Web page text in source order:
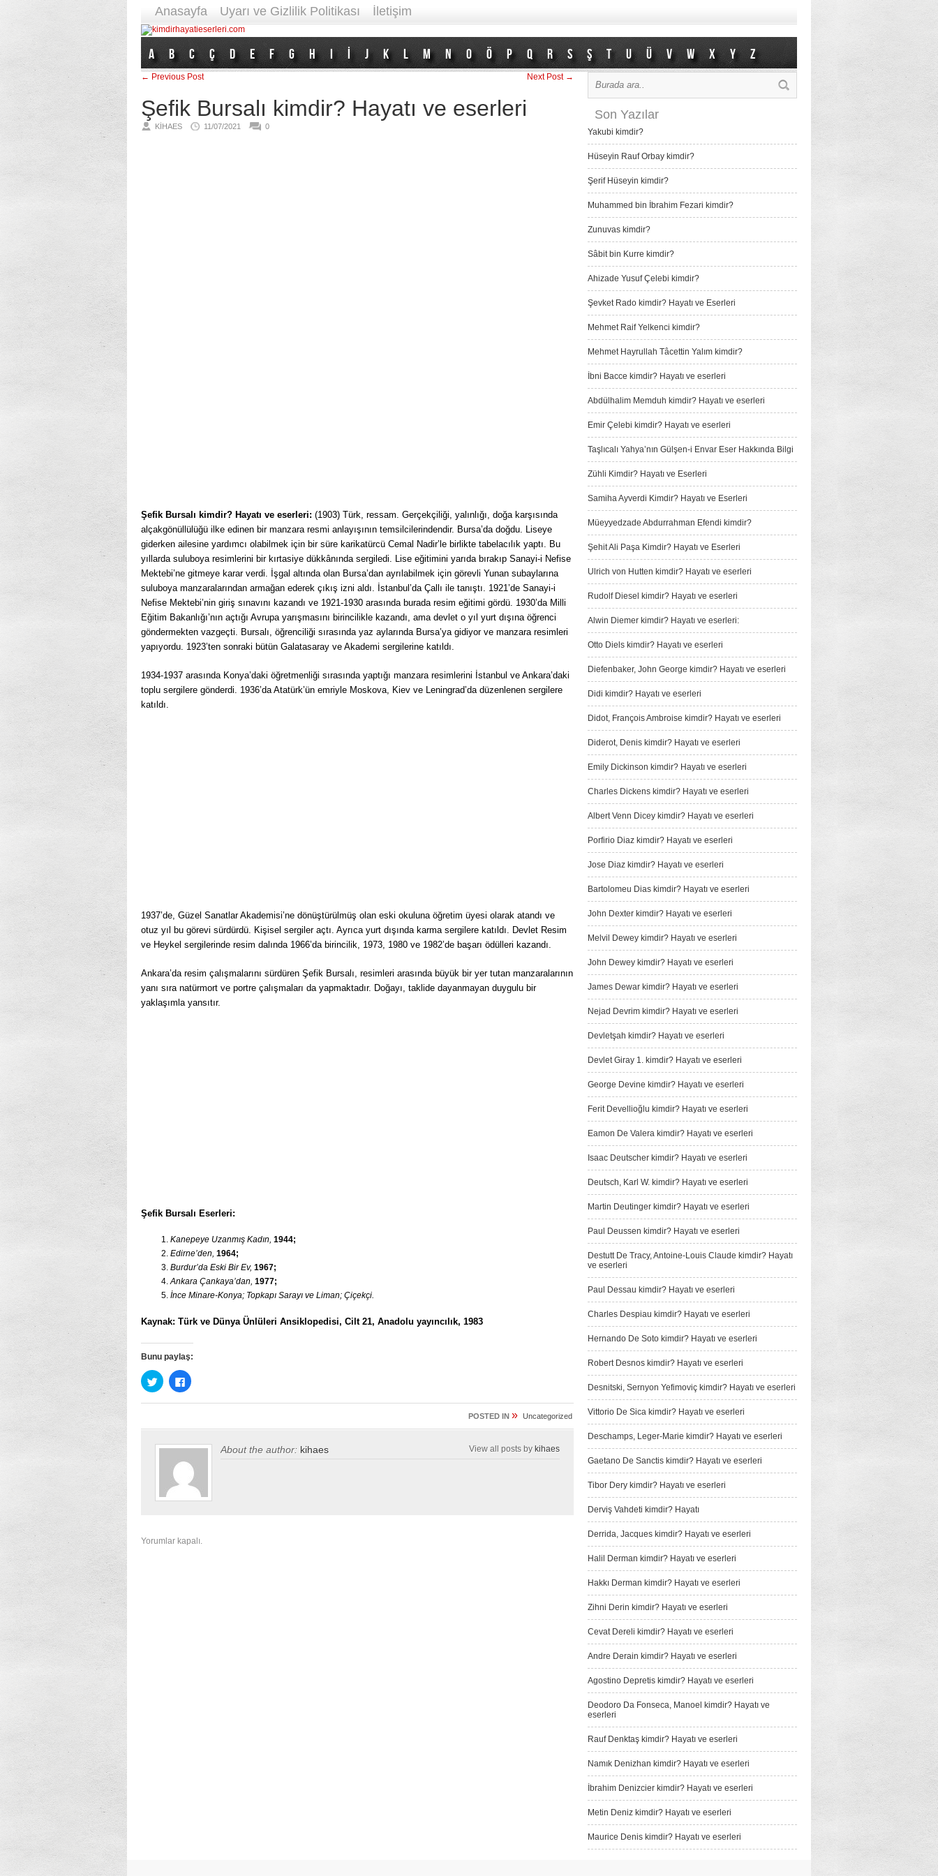
Anasayfa Uyarı ve Gizlilik Politikası İletişim
A B C Ç D E F G H I İ J K L M N O Ö P Q R S Ş T U Ü V W X Y Z
← Previous Post Next Post →
Şefik Bursalı kimdir? Hayatı ve eserleri
KIHAES 11/07/2021 0
Şefik Bursalı kimdir? Hayatı ve eserleri: (1903) Türk, ressam. Gerçekçiliği, yalınlığı, doğa karşısında
alçakgönüllülüğü ilke edinen bir manzara resmi anlayışının temsilcilerindendir. Bursa’da doğdu. Liseye
giderken ailesine yardımcı olabilmek için bir süre karikatürcü Cemal Nadir’le birlikte tabelacılık yaptı. Bu
yıllarda suluboya resimlerini bir kırtasiye dükkânında sergiledi. Lise eğitimini yarıda bırakıp Sanayi-i Nefise
Mektebi’ne gitmeye karar verdi. İşgal altında olan Bursa’dan ayrılabilmek için görevli Yunan subaylarına
suluboya manzaralarından armağan ederek çıkış izni aldı. İstanbul’da Çallı ile tanıştı. 1921’de Sanayi-i
Nefise Mektebi’nin giriş sınavını kazandı ve 1921-1930 arasında burada resim eğitimi gördü. 1930’da Milli
Eğitim Bakanlığı’nın açtığı Avrupa yarışmasını birincilikle kazandı, ama devlet o yıl yurt dışına öğrenci
göndermekten vazgeçti. Bursalı, öğrenciliği sırasında yaz aylarında Bursa’ya gidiyor ve manzara resimleri
yapıyordu. 1923’ten sonraki bütün Galatasaray ve Akademi sergilerine katıldı.
1934-1937 arasında Konya’daki öğretmenliği sırasında yaptığı manzara resimlerini İstanbul ve Ankara’daki
toplu sergilere gönderdi. 1936’da Atatürk’ün emriyle Moskova, Kiev ve Leningrad’da düzenlenen sergilere
katıldı.
1937’de, Güzel Sanatlar Akademisi’ne dönüştürülmüş olan eski okuluna öğretim üyesi olarak atandı ve
otuz yıl bu görevi sürdürdü. Kişisel sergiler açtı. Ayrıca yurt dışında karma sergilere katıldı. Devlet Resim
ve Heykel sergilerinde resim dalında 1966’da birincilik, 1973, 1980 ve 1982’de başarı ödülleri kazandı.
Ankara’da resim çalışmalarını sürdüren Şefik Bursalı, resimleri arasında büyük bir yer tutan manzaralarının
yanı sıra natürmort ve portre çalışmaları da yapmaktadır. Doğayı, taklide dayanmayan duygulu bir
yaklaşımla yansıtır.
Şefik Bursalı Eserleri:
Kanepeye Uzanmış Kadın, 1944;
Edirne’den, 1964;
Burdur’da Eski Bir Ev, 1967;
Ankara Çankaya’dan, 1977;
İnce Minare-Konya; Topkapı Sarayı ve Liman; Çiçekçi.
Kaynak: Türk ve Dünya Ünlüleri Ansiklopedisi, Cilt 21, Anadolu yayıncılık, 1983
Bunu paylaş:
Twitter
üzerinde
paylaşmak
için
pencerede
Facebook’ta
paylaşmak
tıklayın
açılır)
POSTED IN » Uncategorized
About the author: kihaes View all posts by kihaes
Yorumlar kapalı.
Son Yazılar
Yakubi kimdir?
Hüseyin Rauf Orbay kimdir?
Şerif Hüseyin kimdir?
Muhammed bin İbrahim Fezari kimdir?
Zunuvas kimdir?
Sâbit bin Kurre kimdir?
Ahizade Yusuf Çelebi kimdir?
Şevket Rado kimdir? Hayatı ve Eserleri
Mehmet Raif Yelkenci kimdir?
Mehmet Hayrullah Tâcettin Yalım kimdir?
İbni Bacce kimdir? Hayatı ve eserleri
Abdülhalim Memduh kimdir? Hayatı ve eserleri
Emir Çelebi kimdir? Hayatı ve eserleri
Taşlıcalı Yahya’nın Gülşen-i Envar Eser Hakkında Bilgi
Zühli Kimdir? Hayatı ve Eserleri
Samiha Ayverdi Kimdir? Hayatı ve Eserleri
Müeyyedzade Abdurrahman Efendi kimdir?
Şehit Ali Paşa Kimdir? Hayatı ve Eserleri
Ulrich von Hutten kimdir? Hayatı ve eserleri
Rudolf Diesel kimdir? Hayatı ve eserleri
Alwin Diemer kimdir? Hayatı ve eserleri:
Otto Diels kimdir? Hayatı ve eserleri
Diefenbaker, John George kimdir? Hayatı ve eserleri
Didi kimdir? Hayatı ve eserleri
Didot, François Ambroise kimdir? Hayatı ve eserleri
Diderot, Denis kimdir? Hayatı ve eserleri
Emily Dickinson kimdir? Hayatı ve eserleri
Charles Dickens kimdir? Hayatı ve eserleri
Albert Venn Dicey kimdir? Hayatı ve eserleri
Porfirio Diaz kimdir? Hayatı ve eserleri
Jose Diaz kimdir? Hayatı ve eserleri
Bartolomeu Dias kimdir? Hayatı ve eserleri
John Dexter kimdir? Hayatı ve eserleri
Melvil Dewey kimdir? Hayatı ve eserleri
John Dewey kimdir? Hayatı ve eserleri
James Dewar kimdir? Hayatı ve eserleri
Nejad Devrim kimdir? Hayatı ve eserleri
Devletşah kimdir? Hayatı ve eserleri
Devlet Giray 1. kimdir? Hayatı ve eserleri
George Devine kimdir? Hayatı ve eserleri
Ferit Devellioğlu kimdir? Hayatı ve eserleri
Eamon De Valera kimdir? Hayatı ve eserleri
Isaac Deutscher kimdir? Hayatı ve eserleri
Deutsch, Karl W. kimdir? Hayatı ve eserleri
Martin Deutinger kimdir? Hayatı ve eserleri
Paul Deussen kimdir? Hayatı ve eserleri
Destutt De Tracy, Antoine-Louis Claude kimdir? Hayatı
ve eserleri
Paul Dessau kimdir? Hayatı ve eserleri
Charles Despiau kimdir? Hayatı ve eserleri
Hernando De Soto kimdir? Hayatı ve eserleri
Robert Desnos kimdir? Hayatı ve eserleri
Desnitski, Sernyon Yefimoviç kimdir? Hayatı ve eserleri
Vittorio De Sica kimdir? Hayatı ve eserleri
Deschamps, Leger-Marie kimdir? Hayatı ve eserleri
Gaetano De Sanctis kimdir? Hayatı ve eserleri
Tibor Dery kimdir? Hayatı ve eserleri
Derviş Vah­deti kimdir? Hayatı
Derrida, Jacques kimdir? Hayatı ve eserleri
Halil Derman kimdir? Hayatı ve eserleri
Hakkı Derman kimdir? Hayatı ve eserleri
Zihni Derin kimdir? Hayatı ve eserleri
Cevat Dereli kimdir? Hayatı ve eserleri
Andre Derain kimdir? Hayatı ve eserleri
Agostino Depretis kimdir? Hayatı ve eserleri
Deodoro Da Fonseca, Manoel kimdir? Hayatı ve
eserleri
Rauf Denktaş kimdir? Hayatı ve eserleri
Namık Denizhan kimdir? Hayatı ve eserleri
İbrahim Denizcier kimdir? Hayatı ve eserleri
Metin Deniz kimdir? Hayatı ve eserleri
Maurice Denis kimdir? Hayatı ve eserleri